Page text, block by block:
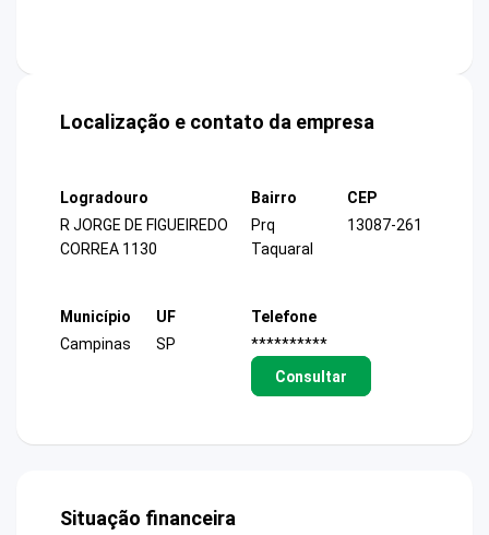
Localização e contato da empresa
Logradouro
R JORGE DE FIGUEIREDO
CORREA 1130
Bairro
Prq
Taquaral
CEP
13087-261
Município
Campinas
UF
SP
Telefone
**********
Consultar
Situação financeira